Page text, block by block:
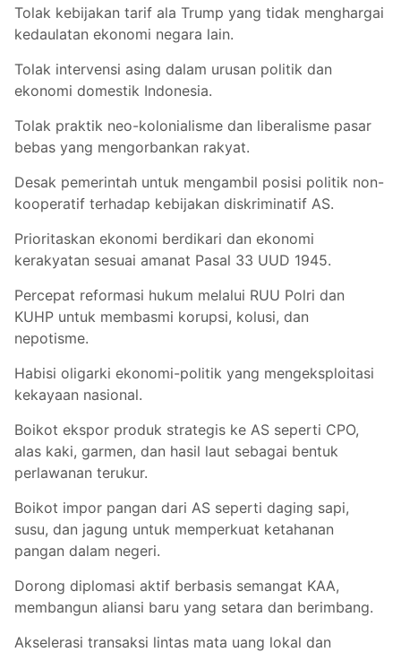
Tolak kebijakan tarif ala Trump yang tidak menghargai
kedaulatan ekonomi negara lain.
Tolak intervensi asing dalam urusan politik dan
ekonomi domestik Indonesia.
Tolak praktik neo-kolonialisme dan liberalisme pasar
bebas yang mengorbankan rakyat.
Desak pemerintah untuk mengambil posisi politik non-
kooperatif terhadap kebijakan diskriminatif AS.
Prioritaskan ekonomi berdikari dan ekonomi
kerakyatan sesuai amanat Pasal 33 UUD 1945.
Percepat reformasi hukum melalui RUU Polri dan
KUHP untuk membasmi korupsi, kolusi, dan
nepotisme.
Habisi oligarki ekonomi-politik yang mengeksploitasi
kekayaan nasional.
Boikot ekspor produk strategis ke AS seperti CPO,
alas kaki, garmen, dan hasil laut sebagai bentuk
perlawanan terukur.
Boikot impor pangan dari AS seperti daging sapi,
susu, dan jagung untuk memperkuat ketahanan
pangan dalam negeri.
Dorong diplomasi aktif berbasis semangat KAA,
membangun aliansi baru yang setara dan berimbang.
Akselerasi transaksi lintas mata uang lokal dan